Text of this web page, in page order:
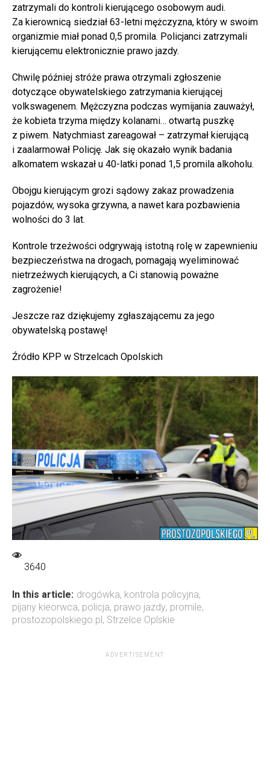
zatrzymali do kontroli kierującego osobowym audi.
Za kierownicą siedział 63-letni mężczyzna, który w swoim
organizmie miał ponad 0,5 promila. Policjanci zatrzymali
kierującemu elektronicznie prawo jazdy.
Chwilę później stróże prawa otrzymali zgłoszenie
dotyczące obywatelskiego zatrzymania kierującej
volkswagenem. Mężczyzna podczas wymijania zauważył,
że kobieta trzyma między kolanami… otwartą puszkę
z piwem. Natychmiast zareagował – zatrzymał kierującą
i zaalarmował Policję. Jak się okazało wynik badania
alkomatem wskazał u 40-latki ponad 1,5 promila alkoholu.
Obojgu kierującym grozi sądowy zakaz prowadzenia
pojazdów, wysoka grzywna, a nawet kara pozbawienia
wolności do 3 lat.
Kontrole trzeźwości odgrywają istotną rolę w zapewnieniu
bezpieczeństwa na drogach, pomagają wyeliminować
nietrzeźwych kierujących, a Ci stanowią poważne
zagrożenie!
Jeszcze raz dziękujemy zgłaszającemu za jego
obywatelską postawę!
Źródło KPP w Strzelcach Opolskich
3640
In this article: drogówka, kontrola policyjna,
pijany kieorwca, policja, prawo jazdy, promile,
prostozopolskiego.pl, Strzelce Oplskie
ADVERTISEMENT